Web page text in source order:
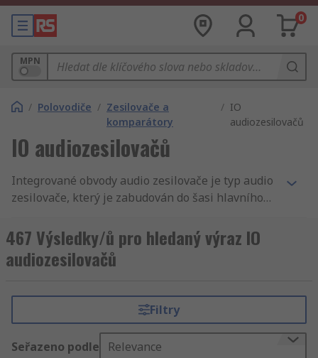
0
MPN
/ Polovodiče / Zesilovače a
komparátory
/ IO
audiozesilovačů
IO audiozesilovačů
Integrované obvody audio zesilovače je typ audio
zesilovače, který je zabudován do šasi hlavního
jsou zařízení, která zvyšují, regulují a zesilují sílu
zvukového signálu, nebo-li amplitudy, zvukových
signálů, aby byl zvuk hlasitější a měl prvotřídní
užitečné, protože mohou výrazně snížit velikost
zesilovacích zařízení, umožnit vytvoření
sofistikované zesílení v malém balení. Narozdíl
od výkonových zesilovačů se nejedná o
467 Výsledky/ů pro hledaný výraz IO
audiozesilovačů
Filtry
Seřazeno podle Relevance